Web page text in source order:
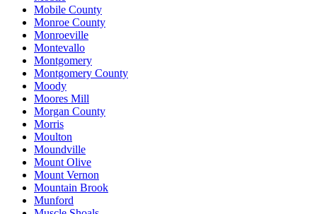
Mobile County
Monroe County
Monroeville
Montevallo
Montgomery
Montgomery County
Moody
Moores Mill
Morgan County
Morris
Moulton
Moundville
Mount Olive
Mount Vernon
Mountain Brook
Munford